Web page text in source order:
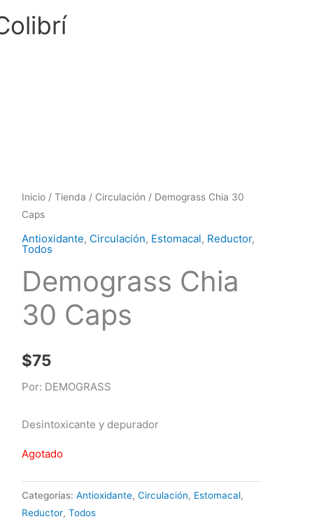
Inicio /Tienda / Circulación / Demograss Chia 30
Caps
Antioxidante, Circulación, Estomacal, Reductor,
Todos
Demograss Chia
30 Caps
$75
Por: DEMOGRASS
Desintoxicante y depurador
Agotado
Categorías:Antioxidante,Circulación, Estomacal,
Reductor,Todos